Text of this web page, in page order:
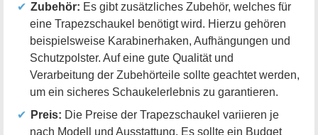
Zubehör: Es gibt zusätzliches Zubehör, welches für
eine Trapezschaukel benötigt wird. Hierzu gehören
beispielsweise Karabinerhaken, Aufhängungen und
Schutzpolster. Auf eine gute Qualität und
Verarbeitung der Zubehörteile sollte geachtet werden,
um ein sicheres Schaukelerlebnis zu garantieren.
Preis: Die Preise der Trapezschaukel variieren je
nach Modell und Ausstattung. Es sollte ein Budget